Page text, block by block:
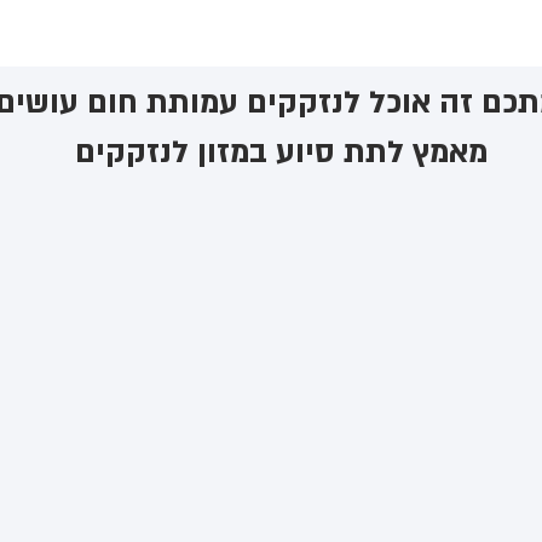
זה אוכל לנזקקים ​עמותת חום
מאמץ לתת סיוע במזון לנזקקים